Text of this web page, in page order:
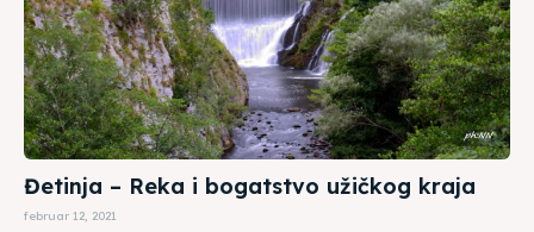
Đetinja – Reka i bogatstvo užičkog kraja
februar 12, 2021